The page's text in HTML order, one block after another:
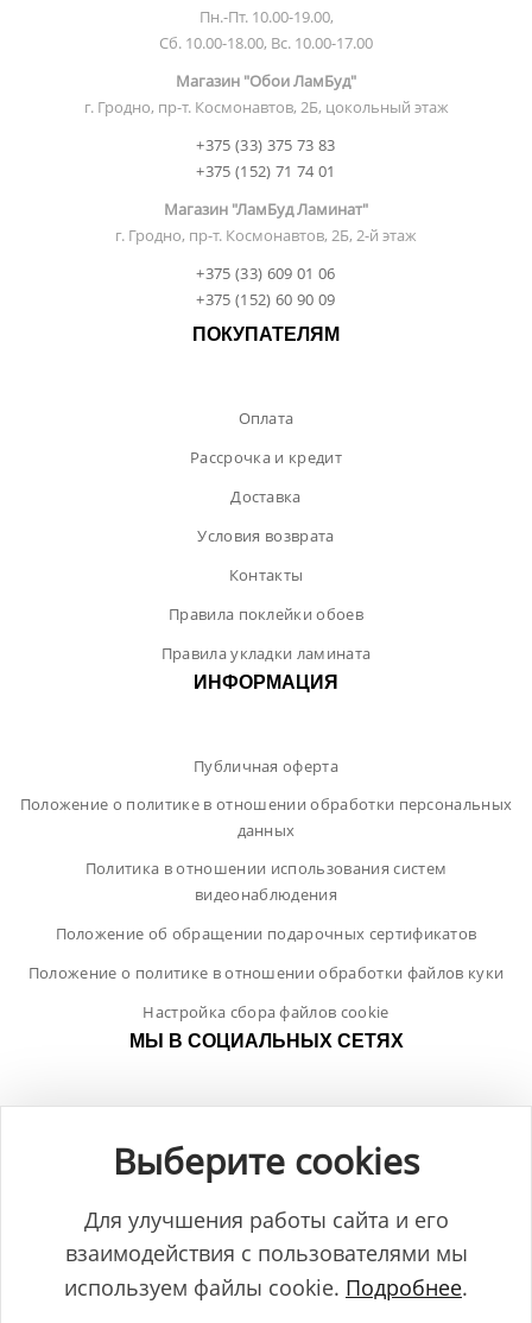
Пн.-Пт. 10.00-19.00,
Сб. 10.00-18.00, Вс. 10.00-17.00
Магазин "Обои ЛамБуд"
г. Гродно, пр-т. Космонавтов, 2Б, цокольный этаж
+375 (33) 375 73 83
+375 (152) 71 74 01
Магазин "ЛамБуд Ламинат"
г. Гродно, пр-т. Космонавтов, 2Б, 2-й этаж
+375 (33) 609 01 06
+375 (152) 60 90 09
ПОКУПАТЕЛЯМ
Оплата
Рассрочка и кредит
Доставка
Условия возврата
Контакты
Правила поклейки обоев
Правила укладки ламината
ИНФОРМАЦИЯ
Публичная оферта
Положение о политике в отношении обработки персональных
данных
Политика в отношении использования систем
видеонаблюдения
Положение об обращении подарочных сертификатов
Положение о политике в отношении обработки файлов куки
Настройка сбора файлов cookie
МЫ В СОЦИАЛЬНЫХ СЕТЯХ
Выберите cookies
Для улучшения работы сайта и его
взаимодействия с пользователями мы
используем файлы cookie. Подробнее.